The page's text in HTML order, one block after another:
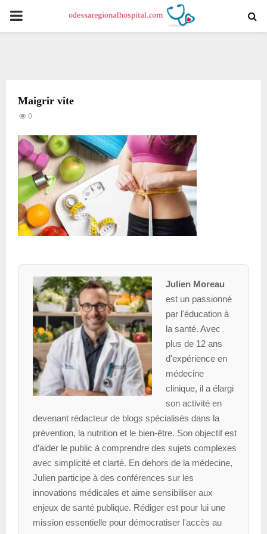
PRIMARY
Maigrir vite
0
Julien Moreau
est un passionné
par l'éducation à
la santé. Avec
plus de 12 ans
d'expérience en
médecine
clinique, il a élargi
son activité en
devenant rédacteur de blogs spécialisés dans la
prévention, la nutrition et le bien-être. Son objectif est
d’aider le public à comprendre des sujets complexes
avec simplicité et clarté. En dehors de la médecine,
Julien participe à des conférences sur les
innovations médicales et aime sensibiliser aux
enjeux de santé publique. Rédiger est pour lui une
mission essentielle pour démocratiser l'accès au